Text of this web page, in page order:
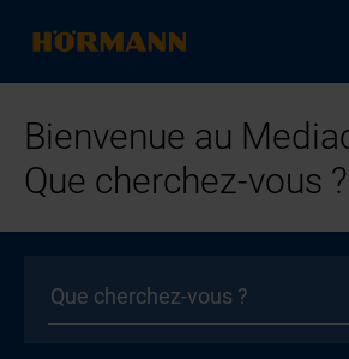
Bienvenue au
Que cherchez-vous ?